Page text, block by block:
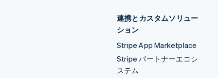
連携とカスタムソリュー
ション
Stripe App Marketplace
Stripe パートナーエコシ
ステム